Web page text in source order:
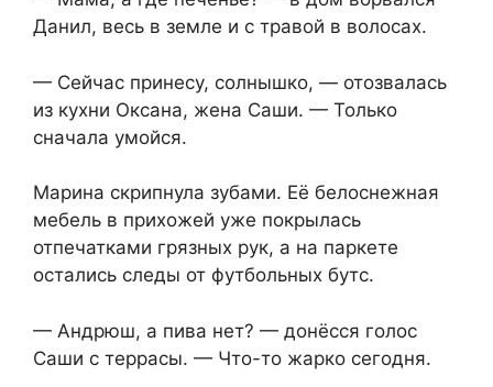
Данил, весь в земле и с травой в волосах.
— Сейчас принесу, солнышко, — отозвалась
из кухни Оксана, жена Саши. — Только
сначала умойся.
Марина скрипнула зубами. Её белоснежная
мебель в прихожей уже покрылась
отпечатками грязных рук, а на паркете
остались следы от футбольных бутс.
— Андрюш, а пива нет? — донёсся голос
Саши с террасы. — Что-то жарко сегодня.